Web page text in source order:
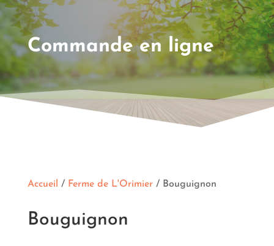
Commande en ligne
Accueil / Ferme de L'Orimier/ Bouguignon
Bouguignon